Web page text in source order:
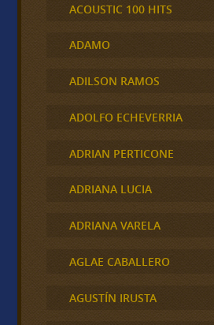
ACOUSTIC 100 HITS
ADAMO
ADILSON RAMOS
ADOLFO ECHEVERRIA
ADRIAN PERTICONE
ADRIANA LUCIA
ADRIANA VARELA
AGLAE CABALLERO
AGUSTÍN IRUSTA